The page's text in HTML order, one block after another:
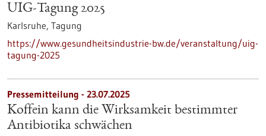
UIG-Tagung 2025
Karlsruhe, Tagung
https://www.gesundheitsindustrie-bw.de/veranstaltung/uig-
tagung-2025
Pressemitteilung - 23.07.2025
Koffein kann die Wirksamkeit bestimmter
Antibiotika schwächen